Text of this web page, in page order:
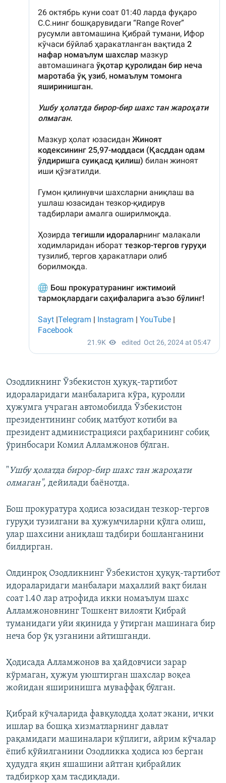
Озодликнинг Ўзбекистон ҳуқуқ-тартибот
идораларидаги манбаларига кўра, қуролли
ҳужумга учраган автомобилда Ўзбекистон
президентининг собиқ матбуот котиби ва
президент администрацияси раҳбарининг собиқ
ўринбосари Комил Алламжонов бўлган.
" Ушбу ҳолатда бирор-бир шахс тан жароҳати
олмаган", дейилади баёнотда.
Бош прокуратура ҳодиса юзасидан тезкор-тергов
гуруҳи тузилгани ва ҳужумчиларни қўлга олиш,
улар шахсини аниқлаш тадбири бошланганини
билдирган.
Олдинроқ Озодликнинг Ўзбекистон ҳуқуқ-тартибот
идораларидаги манбалари маҳаллий вақт билан
соат 1.40 лар атрофида икки номаълум шахс
Алламжоновнинг Тошкент вилояти Қибрай
туманидаги уйи яқинида у ўтирган машинага бир
неча бор ўқ узганини айтишганди.
Ҳодисада Алламжонов ва ҳайдовчиси зарар
кўрмаган, ҳужум уюштирган шахслар воқеа
жойидан яширинишга муваффақ бўлган.
Қибрай кўчаларида фавқулодда ҳолат экани, ички
ишлар ва бошқа хизматларнинг давлат
рақамидаги машиналари кўплиги, айрим кўчалар
ёпиб қўйилганини Озодликка ҳодиса юз берган
ҳудудга яқин яшашини айтган қибрайлик
тадбиркор ҳам тасдиқлади.